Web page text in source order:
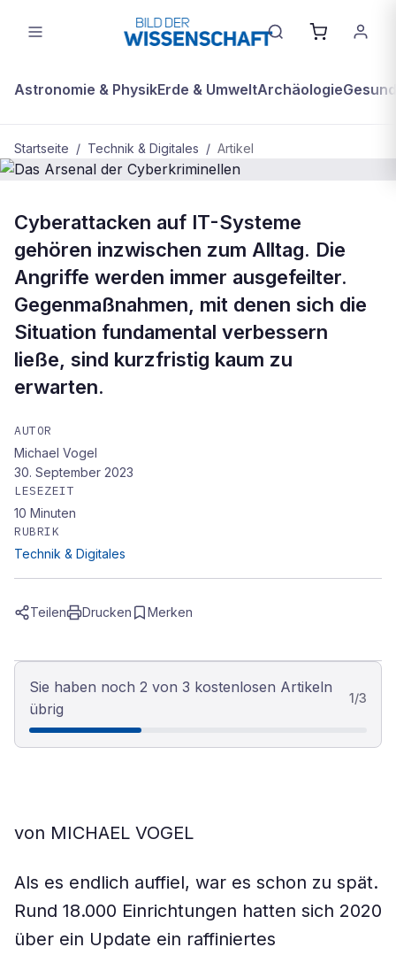
Astronomie & PhysikErde & UmweltArchäologie
Startseite / Technik & Digitales / Artikel
TECHNIK & DIGITALES
Das Arsenal der Cyberkriminellen
Cyberattacken auf IT-Systeme
gehören inzwischen zum Alltag. Die
Angriffe werden immer ausgefeilter.
Gegenmaßnahmen, mit denen sich die
Situation fundamental verbessern
ließe, sind kurzfristig kaum zu
erwarten.
AUTOR
Michael Vogel
30. September 2023
LESEZEIT
10 Minuten
RUBRIK
Technik & Digitales
Teilen Drucken Merken
Sie haben noch 2 von 3 kostenlosen Artikeln
übrig
1/3
von MICHAEL VOGEL
Als es endlich auffiel, war es schon zu spät.
Rund 18.000 Einrichtungen hatten sich 2020
über ein Update ein raffiniertes